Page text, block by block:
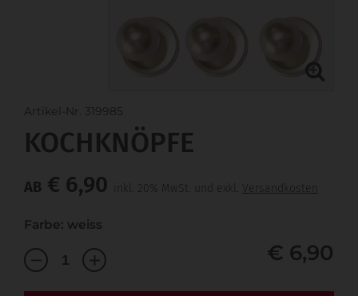
Artikel-Nr. 319985
KOCHKNÖPFE
AB € 6,90 inkl. 20% MwSt. und exkl. Versandkosten
Farbe: weiss
€ 6,90